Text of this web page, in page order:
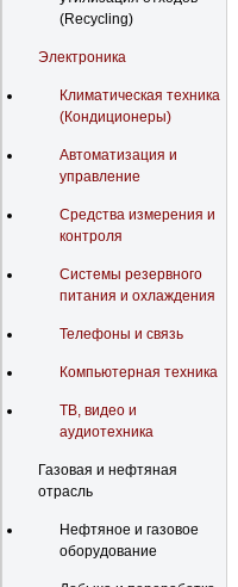
(Recycling)
Электроника
Климатическая техника
(Кондиционеры)
Автоматизация и
управление
Средства измерения и
контроля
Системы резервного
питания и охлаждения
Телефоны и связь
Компьютерная техника
ТВ, видео и
аудиотехника
Газовая и нефтяная
отрасль
Нефтяное и газовое
оборудование